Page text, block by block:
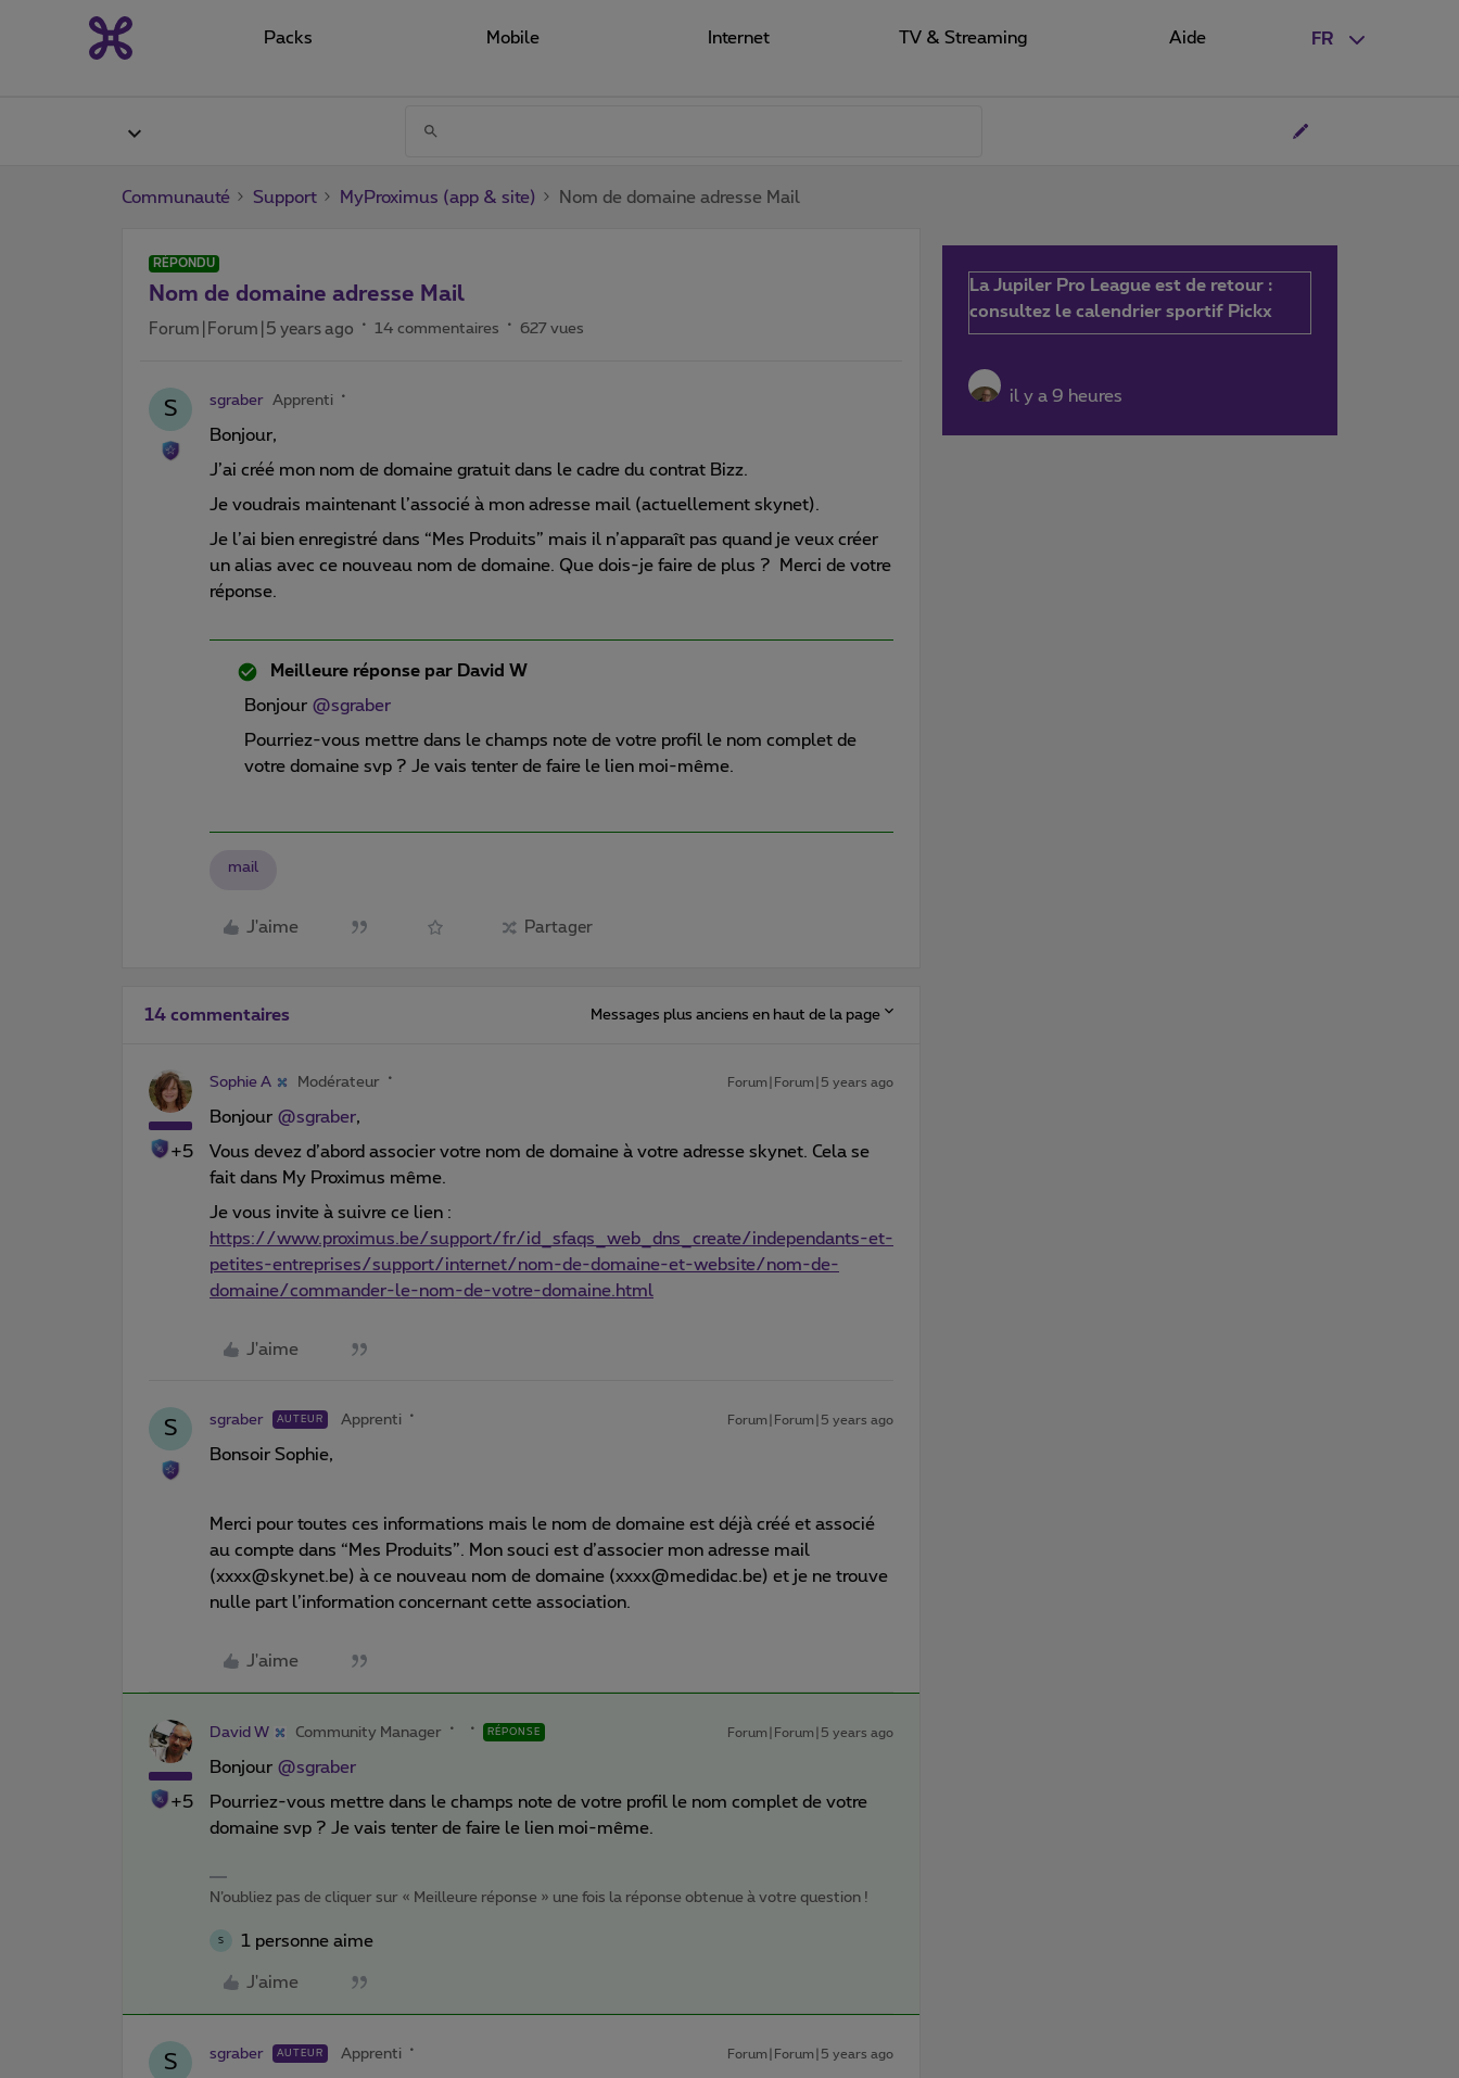
FR
Packs Mobile Internet TV & Streaming Aide
Communauté Support MyProximus (app & site) Nom de domaine adresse Mail
RÉPONDU
Nom de domaine adresse Mail
Forum|Forum|5 years ago 14 commentaires 627 vues
S sgraber Apprenti
Bonjour,
J’ai créé mon nom de domaine gratuit dans le cadre du contrat Bizz.
Je voudrais maintenant l’associé à mon adresse mail (actuellement skynet).
Je l’ai bien enregistré dans “Mes Produits” mais il n’apparaît pas quand je veux créer
un alias avec ce nouveau nom de domaine. Que dois-je faire de plus ? Merci de votre
réponse.
Meilleure réponse par David W
Bonjour @sgraber
Pourriez-vous mettre dans le champs note de votre profil le nom complet de
votre domaine svp ? Je vais tenter de faire le lien moi-même.
mail
J'aime Partager
14 commentaires Messages plus anciens en haut de la page
+5
Sophie A Modérateur Forum|Forum|5 years ago
Bonjour @sgraber,
Vous devez d’abord associer votre nom de domaine à votre adresse skynet. Cela se
fait dans My Proximus même.
Je vous invite à suivre ce lien :
https://www.proximus.be/support/fr/id_sfaqs_web_dns_create/independants-et-
petites-entreprises/support/internet/nom-de-domaine-et-website/nom-de-
domaine/commander-le-nom-de-votre-domaine.html
J'aime
S sgraber AUTEUR Apprenti Forum|Forum|5 years ago
Bonsoir Sophie,
Merci pour toutes ces informations mais le nom de domaine est déjà créé et associé
au compte dans “Mes Produits”. Mon souci est d’associer mon adresse mail
(xxxx@skynet.be) à ce nouveau nom de domaine (xxxx@medidac.be) et je ne trouve
nulle part l’information concernant cette association.
J'aime
+5
David W Community Manager RÉPONSE Forum|Forum|5 years ago
Bonjour @sgraber
Pourriez-vous mettre dans le champs note de votre profil le nom complet de votre
domaine svp ? Je vais tenter de faire le lien moi-même.
N’oubliez pas de cliquer sur « Meilleure réponse » une fois la réponse obtenue à votre question !
S 1 personne aime
J'aime
S sgraber AUTEUR Apprenti Forum|Forum|5 years ago
La Jupiler Pro League est de retour :
consultez le calendrier sportif Pickx
il y a 9 heures